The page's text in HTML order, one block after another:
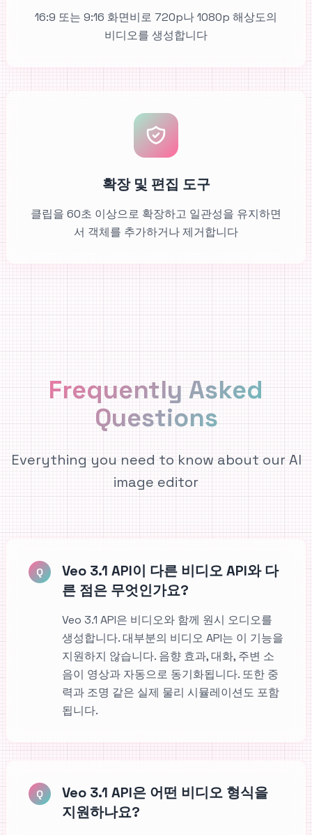
16:9 또는 9:16 화면비로 720p나 1080p 해상도의
비디오를 생성합니다
확장 및 편집 도구
클립을 60초 이상으로 확장하고 일관성을 유지하면
서 객체를 추가하거나 제거합니다
Frequently Asked
Questions
Everything you need to know about our AI
image editor
Q
Veo 3.1 API이 다른 비디오 API와 다
른 점은 무엇인가요?
Veo 3.1 API은 비디오와 함께 원시 오디오를
생성합니다. 대부분의 비디오 API는 이 기능을
지원하지 않습니다. 음향 효과, 대화, 주변 소
음이 영상과 자동으로 동기화됩니다. 또한 중
력과 조명 같은 실제 물리 시뮬레이션도 포함
됩니다.
Q
Veo 3.1 API은 어떤 비디오 형식을
지원하나요?